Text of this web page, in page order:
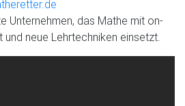
Unternehmen, das Mathe mit on-
neue Lehrtechniken einsetzt.